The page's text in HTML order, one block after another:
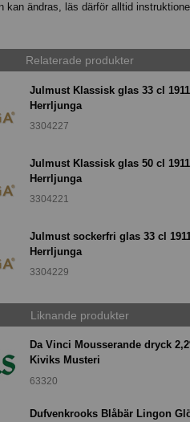
kan ändras, läs därför alltid
Relaterade produkter
Julmust Klassisk glas 33 cl 1911
Herrljunga
3304227
Julmust Klassisk glas 50 cl 1911
Herrljunga
3304221
Julmust sockerfri glas 33 cl
Herrljunga
3304229
Liknande produkter
Da Vinci Mousserande dryck
Kiviks Musteri
63320
Dufvenkrooks Blåbär Lingon